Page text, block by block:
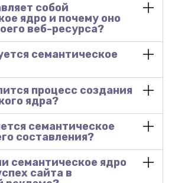
собой
ядро и почему оно
веб-ресурса?
семантическое
процесс создания
ядра?
семантическое
составления?
семантическое ядро
сайта в